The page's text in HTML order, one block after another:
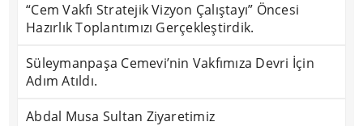
“Cem Vakfı Stratejik Vizyon Çalıştayı” Öncesi
Hazırlık Toplantımızı Gerçekleştirdik.
Süleymanpaşa Cemevi’nin Vakfımıza Devri İçin
Adım Atıldı.
Abdal Musa Sultan Ziyaretimiz